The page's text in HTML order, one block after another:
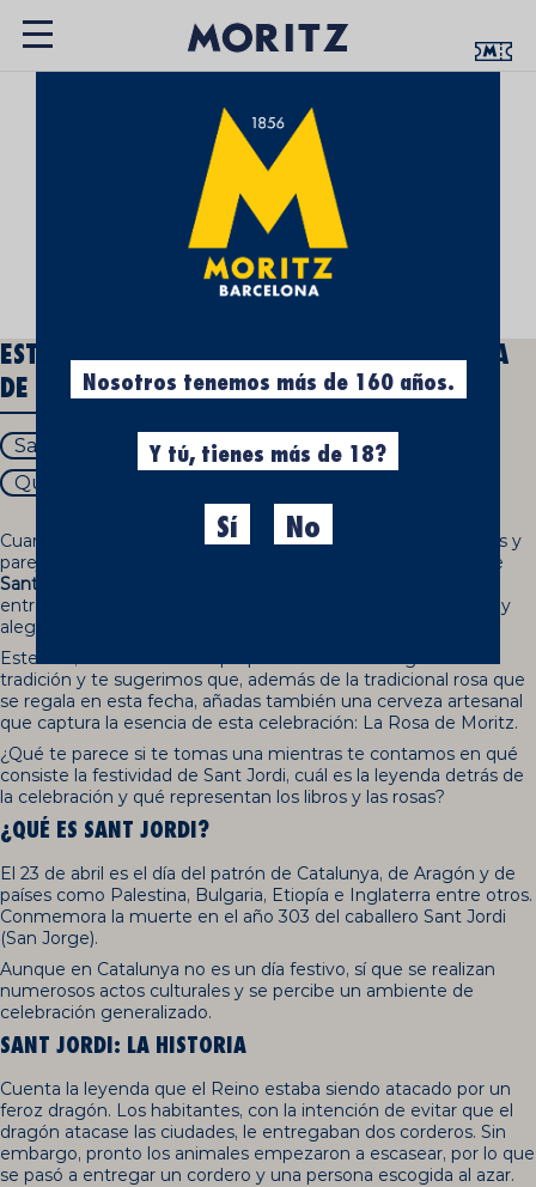
CERVECERA
ESTE SANT JORDI: ROSAS, LIBROS Y LA ROSA
DE MORITZ
Sant Jordi
Sant Jordi Historia
Que es Sant Jordi
Cuando las calles de Catalunya se visten de gala y las familias y
parejas empiezan a intercambiar libros y rosas, sabemos que
Sant Jordi
entrelazan en cada esquina, creando un ambiente de fiesta y
alegría.
Este año, desde Moritz te proponemos darle un giro a la
tradición y te sugerimos que, además de la tradicional rosa que
se regala en esta fecha, añadas también una cerveza artesanal
que captura la esencia de esta celebración: La Rosa de Moritz.
¿Qué te parece si te tomas una mientras te contamos en qué
consiste la festividad de Sant Jordi, cuál es la leyenda detrás de
la celebración y qué representan los libros y las rosas?
¿QUÉ ES SANT JORDI?
El 23 de abril es el día del patrón de Catalunya, de Aragón y de
países como Palestina, Bulgaria, Etiopía e Inglaterra entre otros.
Conmemora la muerte en el año 303 del caballero Sant Jordi
(San Jorge).
Aunque en Catalunya no es un día festivo, sí que se realizan
numerosos actos culturales y se percibe un ambiente de
celebración generalizado.
SANT JORDI: LA HISTORIA
Cuenta la leyenda que el Reino estaba siendo atacado por un
feroz dragón. Los habitantes, con la intención de evitar que el
dragón atacase las ciudades, le entregaban dos corderos. Sin
embargo, pronto los animales empezaron a escasear, por lo que
se pasó a entregar un cordero y una persona escogida al azar.
Nosotros tenemos más de 160 años.
Y tú, tienes más de 18?
Sí No